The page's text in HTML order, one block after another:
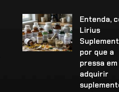
Entenda,
Lirius
por que a
pressa em
adquirir